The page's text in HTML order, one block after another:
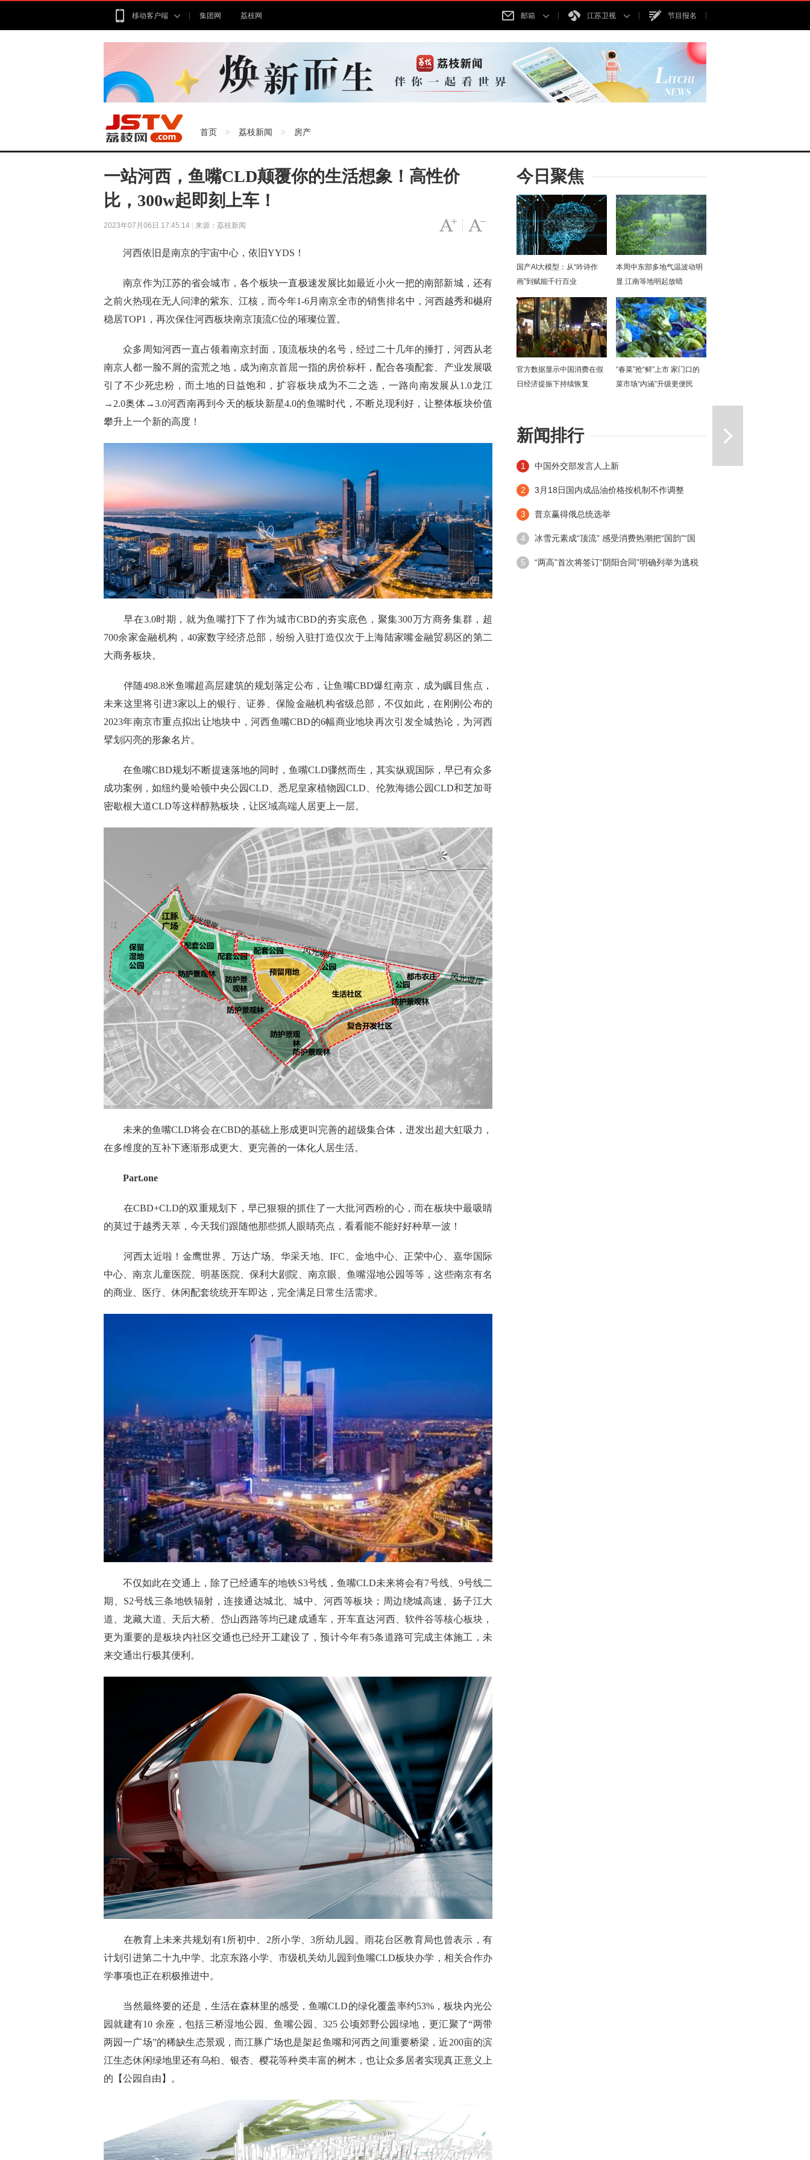
移动客户端 集团网 荔枝网 邮箱 江苏卫视 节目报名
首页 > 荔枝新闻 > 房产
一站河西，鱼嘴CLD颠覆你的生活想象！高性价
比，300w起即刻上车！
2023年07月06日 17:45:14 来源：荔枝新闻 字号变小
河西依旧是南京的宇宙中心，依旧YYDS ！
南京作为江苏的省会城市，各个板块一直极速发展比如最近小火一把的南部新城，还有
之前火热现在无人问津的紫东、江核，而今年1-6月南京全市的销售排名中， 河西越秀和樾府
稳居TOP1 ，再次保住河西板块南京顶流C位的璀璨位置。
众多周知河西一直占领着南京封面，顶流板块的名号，经过二十几年的捶打，河西从老
南京人都一脸不屑的蛮荒之地，成为南京首屈一指的房价标杆 ， 配合各项配套、产业发展吸
引了不少死忠粉，而土地的日益饱和，扩容板块成为不二之选，一路向南发展从 1.0龙江
→2.0奥体→3.0河西南再到今天的板块新星4.0的鱼嘴时代，不断兑现利好，让整体板块价值
攀升上一个新的高度！
早在3.0时期，就为鱼嘴打下了作为城市CBD的夯实底色，聚集300万方商务集群， 超
700余家金融机构，40家数字经济总部， 纷纷入驻打造仅次于上海陆家嘴金融贸易区的第二
大商务板块。
伴随498.8米鱼嘴超高层建筑的规划落定公布，让鱼嘴CBD爆红南京，成为瞩目焦点，
未来这里将引进3家以上的银行、证券、保险金融机构省级总部 ，不仅如此，在刚刚公布的
2023年南京市重点拟出让地块中，河西鱼嘴CBD的6幅商业地块再次引发全城热论，为河西
擘划闪亮的形象名片。
在鱼嘴CBD规划不断提速落地的同时，鱼嘴CLD骤然而生，其实纵观国际，早已有众多
成功案例，如纽约曼哈顿中央公园CLD、 悉尼皇家植物园CLD、 伦敦海德公园CLD和芝加哥
密歇根大道CLD等这样醇熟板块，让区域高端人居更上一层。
未来的鱼嘴CLD将会在CBD的基础上形成更叫完善的超级集合体，迸发出超大虹吸力，
在多维度的互补下逐渐形成更大、更完善的一体化人居生活。
Part.one
在CBD+CLD的双重规划下，早已狠狠的抓住了一大批河西粉的心，而在板块中最吸睛
的莫过于越秀天萃，今天我们跟随他那些抓人眼睛亮点，看看能不能好好种草一波！
河西太近啦！ 金鹰世界、万达广场、华采天地、IFC、金地中心、正荣中心、嘉华国际
中心 、南京儿童医院、明基医院 保利大剧院、南京眼、鱼嘴湿地公园等等，这些南京有名
的商业、医疗、休闲配套统统开车即达，完全满足日常生活需求。
不仅如此在交通上，除了已经通车的地铁S3号线， 鱼嘴CLD未来将会有7号线、9号线二
期、S2号线三条地铁辐射，连接通达城北、城中、河西等板块； 周边绕城高速、扬子江大
道、龙藏大道、天后大桥、岱山西路等均已建成通车，开车直达河西、软件谷等核心板块 ，
更为重要的是板块内社区交通也已经开工建设了，预计今年有5条道路可完成主体施工，未
来交通出行极其便利。
在教育上未来共规划有1所初中、2所小学、3所幼儿园。雨花台区教育局也曾表示，有
计划引进第二十九中学、北京东路小学、市级机关幼儿园到 鱼嘴CLD板块办学，相关合作办
学事项也正在积极推进中。
当然最终要的还是，生活在森林里的感受，鱼嘴CLD的绿化覆盖率约53%，板块内光公
园就建有10 余座 ，包括三桥湿地公园、鱼嘴公园、325 公顷郊野公园绿地 ，更汇聚了“两带
两园一广场”的稀缺生态景观 ，而江豚广场也是架起鱼嘴和河西之间重要桥梁，近200亩的滨
江生态休闲绿地里还有乌桕、银杏、樱花等种类丰富的树木，也让众多居者实现真正意义上
的【公园自由】。
今日聚焦
国产AI大模型：从“吟诗作
画”到赋能千行百业
本周中东部多地气温波动明
显 江南等地明起放晴
官方数据显示中国消费在假
日经济提振下持续恢复
“春菜”抢“鲜”上市 家门口的
菜市场“内涵”升级更便民
新闻排行
1 中国外交部发言人上新
2 3月18日国内成品油价格按机制不作调整
3 普京赢得俄总统选举
4 冰雪元素成“顶流” 感受消费热潮把“国韵”“国
潮”带回家
5 “两高”首次将签订“阴阳合同”明确列举为逃税